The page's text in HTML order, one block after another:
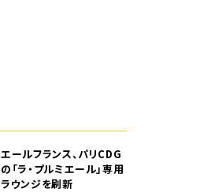
エールフランス、パリCDG
の「ラ・プルミエール」専用
ラウンジを刷新